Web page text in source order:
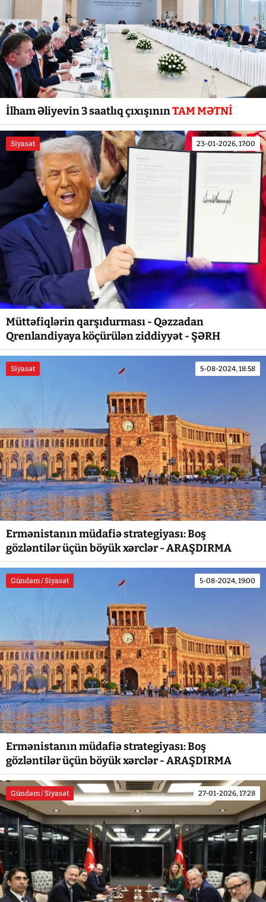
İlham Əliyevin 3 saatlıq çıxışınınTAM MƏTNİ
Siyasət 23-01-2026, 17:00
Müttəfiqlərin qarşıdurması - Qəzzadan
Qrenlandiyaya köçürülən ziddiyyət - ŞƏRH
Siyasət 5-08-2024, 18:58
Ermənistanın müdafiə strategiyası: Boş
gözləntilər üçün böyük xərclər - ARAŞDIRMA
Gündəm / Siyasət 5-08-2024, 19:00
Ermənistanın müdafiə strategiyası: Boş
gözləntilər üçün böyük xərclər - ARAŞDIRMA
Gündəm / Siyasət 27-01-2026, 17:28